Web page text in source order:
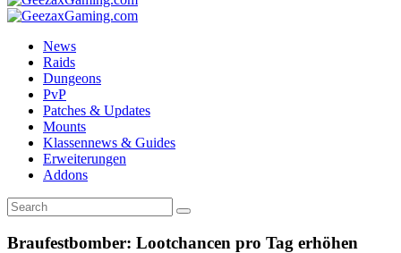
News
Raids
Dungeons
PvP
Patches & Updates
Mounts
Klassennews & Guides
Erweiterungen
Addons
Braufestbomber: Lootchancen pro Tag erhöhen